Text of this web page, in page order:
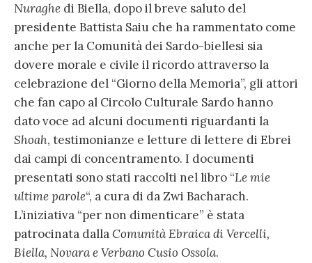
Nuraghe di Biella, dopo il breve saluto del
presidente Battista Saiu che ha rammentato come
anche per la Comunità dei Sardo-biellesi sia
dovere morale e civile il ricordo attraverso la
celebrazione del “Giorno della Memoria”, gli attori
che fan capo al Circolo Culturale Sardo hanno
dato voce ad alcuni documenti riguardanti la
Shoah, testimonianze e letture di lettere di Ebrei
dai campi di concentramento. I documenti
presentati sono stati raccolti nel libro “Le mie
ultime parole“, a cura di da Zwi Bacharach.
L’iniziativa “per non dimenticare” è stata
patrocinata dallaComunità Ebraica di Vercelli,
Biella, Novara e Verbano Cusio Ossola.